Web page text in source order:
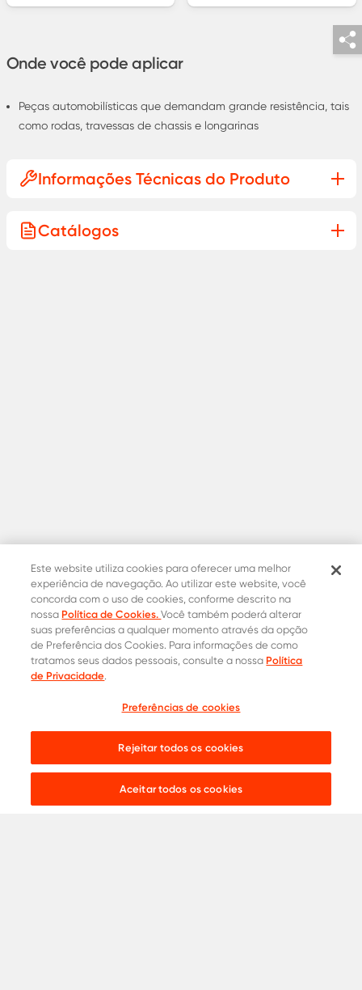
Onde você pode aplicar
Peças automobilísticas que demandam grande resistência, tais
como rodas, travessas de chassis e longarinas
Informações Técnicas do Produto
Catálogos
Contatos Oficiais
31 8453-2235
Onde comprar
Live chat:
Este website utiliza cookies para oferecer uma melhor
experiência de navegação. Ao utilizar este website, você
concorda com o uso de cookies, conforme descrito na
nossa Política de Cookies.Você também poderá alterar
suas preferências a qualquer momento através da opção
de Preferência dos Cookies. Para informações de como
tratamos seus dados pessoais, consulte a nossa Política
de Privacidade.
Preferências de cookies
Rejeitar todos os cookies
Aceitar todos os cookies